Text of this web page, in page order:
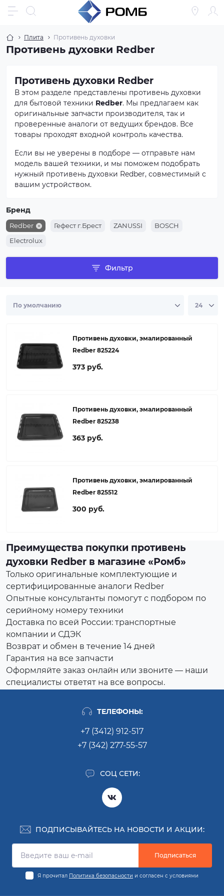
Плита Противень духовки
Противень духовки Redber
Противень духовки Redber
В этом разделе представлены противень духовки
для бытовой техники Redber. Мы предлагаем как
оригинальные запчасти производителя, так и
проверенные аналоги от ведущих брендов. Все
товары проходят входной контроль качества.
Если вы не уверены в подборе — отправьте нам
модель вашей техники, и мы поможем подобрать
нужный противень духовки Redber, совместимый с
вашим устройством.
Бренд
Redber Гефест г.Брест ZANUSSI
BOSCH
Electrolux
Фильтр
Противень духовки, эмалированный
Redber 825224
373 руб.
Противень духовки, эмалированный
Redber 825238
363 руб.
Противень духовки, эмалированный
Redber 825512
300 руб.
Преимущества покупки противень
духовки Redber в магазине «Ромб»
Только оригинальные комплектующие и
сертифицированные аналоги Redber
Опытные консультанты помогут с подбором по
серийному номеру техники
Доставка по всей России: транспортные
компании и СДЭК
Возврат и обмен в течение 14 дней
Гарантия на все запчасти
Оформляйте заказ онлайн или звоните — наши
специалисты ответят на все вопросы.
ТЕЛЕФОНЫ:
+7 (3412) 912-517
+7 (342) 277-55-57
СОЦ СЕТИ:
ПОДПИСЫВАЙТЕСЬ НА НОВОСТИ И АКЦИИ:
Подписаться
Я прочитал Политика безопасности и согласен с условиями